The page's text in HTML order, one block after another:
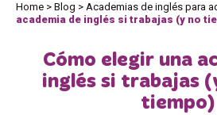
Home > Blog > Academias de inglés para
academia de inglés si trabajas (y no
Cómo elegir una
inglés si trabajas
tiempo)